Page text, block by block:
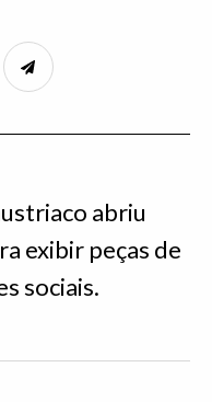
abriu
exibir peças de
sociais.